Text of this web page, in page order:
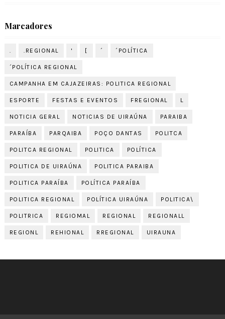
Marcadores
. .REGIONAL ' [ ´ ´POLÍTICA
´POLÍTICA REGIONAL
CAMPANHA EM CAJAZEIRAS: POLITICA REGIONAL
ESPORTE FESTAS E EVENTOS FREGIONAL L
NOTICIA GERAL NOTICIAS DE UIRAÚNA PARAIBA
PARAÍBA PARQAIBA POÇO DANTAS POLITCA
POLITCA REGIONAL POLITICA POLÍTICA
POLITICA DE UIRAÚNA POLITICA PARAIBA
POLITICA PARAÍBA POLÍTICA PARAÍBA
POLITICA REGIONAL POLÍTICA UIRAÚNA POLITICA\
POLITRICA REGIOMAL REGIONAL REGIONALL
REGIONL REHIONAL RREGIONAL UIRAUNA